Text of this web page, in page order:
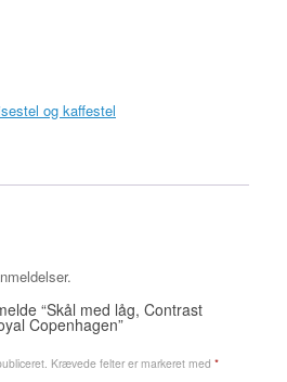
og kaffestel
“Skål med låg, Contrast
Copenhagen”
Krævede felter er markeret med *